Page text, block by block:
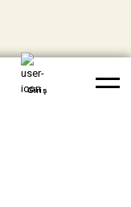
Whatsapp Yardım
Giriş